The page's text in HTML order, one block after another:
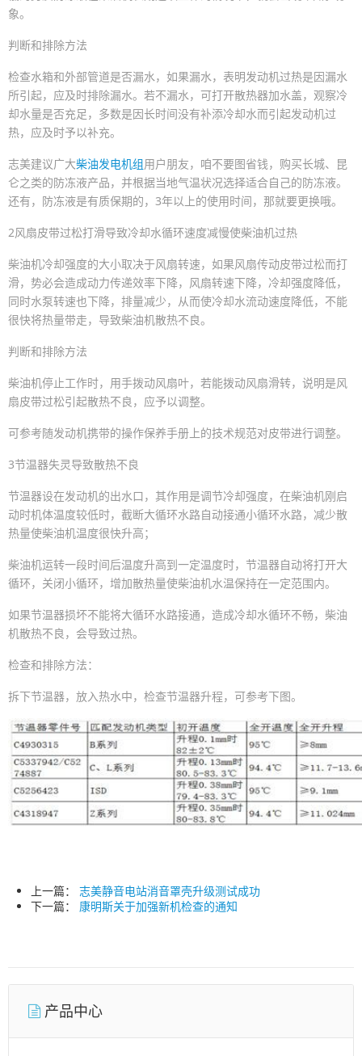
象。
判断和排除方法
检查水箱和外部管道是否漏水，如果漏水，表明发动机过热是因漏水
所引起，应及时排除漏水。若不漏水，可打开散热器加水盖，观察冷
却水量是否充足，多数是因长时间没有补添冷却水而引起发动机过
热，应及时予以补充。
志美建议广大柴油发电机组用户朋友，咱不要图省钱，购买长城、昆
仑之类的防冻液产品，并根据当地气温状况选择适合自己的防冻液。
还有，防冻液是有质保期的，3年以上的使用时间，那就要更换哦。
2风扇皮带过松打滑导致冷却水循环速度减慢使柴油机过热
柴油机冷却强度的大小取决于风扇转速，如果风扇传动皮带过松而打
滑，势必会造成动力传递效率下降，风扇转速下降，冷却强度降低，
同时水泵转速也下降，排量减少，从而使冷却水流动速度降低，不能
很快将热量带走，导致柴油机散热不良。
判断和排除方法
柴油机停止工作时，用手拨动风扇叶，若能拨动风扇滑转，说明是风
扇皮带过松引起散热不良，应予以调整。
可参考随发动机携带的操作保养手册上的技术规范对皮带进行调整。
3节温器失灵导致散热不良
节温器设在发动机的出水口，其作用是调节冷却强度，在柴油机刚启
动时机体温度较低时，截断大循环水路自动接通小循环水路，减少散
热量使柴油机温度很快升高；
柴油机运转一段时间后温度升高到一定温度时，节温器自动将打开大
循环，关闭小循环，增加散热量使柴油机水温保持在一定范围内。
如果节温器损坏不能将大循环水路接通，造成冷却水循环不畅，柴油
机散热不良，会导致过热。
检查和排除方法：
拆下节温器，放入热水中，检查节温器升程，可参考下图。
上一篇： 志美静音电站消音罩壳升级测试成功
下一篇： 康明斯关于加强新机检查的通知
产品中心